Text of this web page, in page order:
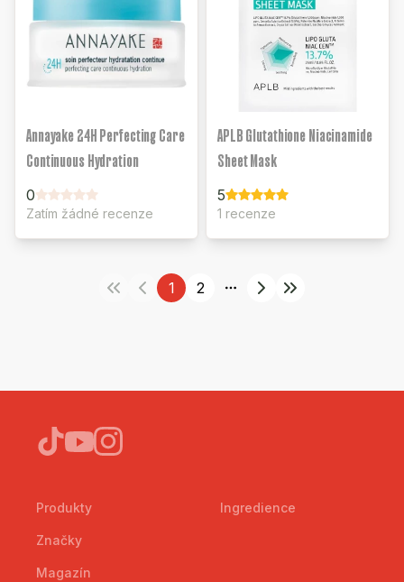
Annayake 24H Perfecting Care
Continuous Hydration
0
Zatím žádné recenze
APLB Glutathione Niacinamide
Sheet Mask
5
1 recenze
1 2
More pages
Produkty
Značky
Magazín
Ingredience